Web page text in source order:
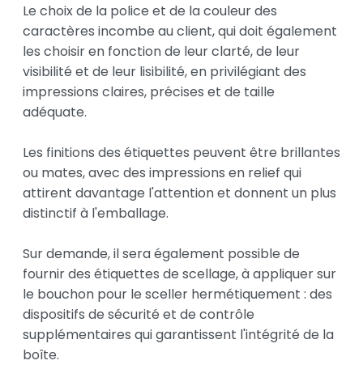
Le choix de la police et de la couleur des
caractères incombe au client, qui doit également
les choisir en fonction de leur clarté, de leur
visibilité et de leur lisibilité, en privilégiant des
impressions claires, précises et de taille
adéquate.
Les finitions des étiquettes peuvent être brillantes
ou mates, avec des impressions en relief qui
attirent davantage l'attention et donnent un plus
distinctif à l'emballage.
Sur demande, il sera également possible de
fournir des étiquettes de scellage, à appliquer sur
le bouchon pour le sceller hermétiquement : des
dispositifs de sécurité et de contrôle
supplémentaires qui garantissent l'intégrité de la
boîte.